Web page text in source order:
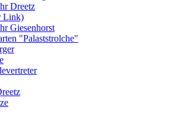
Dreetz
Link)
Giesenhorst
"Palaststrolche"